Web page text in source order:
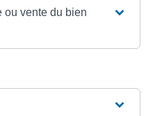
ou vente du bien